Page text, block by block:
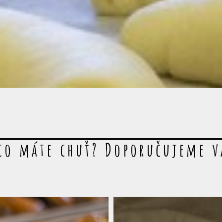
máte chuť? Doporučujeme